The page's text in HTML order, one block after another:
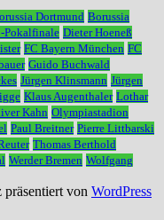
Dortmund Borussia
Pokalfinale Dieter Hoeneß
FC Bayern München FC
Guido Buchwald
Jürgen Klinsmann Jürgen
Klaus Augenthaler Lothar
Kahn Olympiastadion
Paul Breitner Pierre Littbarski
Thomas Berthold
Werder Bremen Wolfgang
präsentiert von WordPress